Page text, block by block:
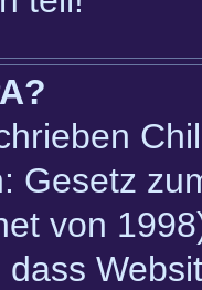
Gesetz
von